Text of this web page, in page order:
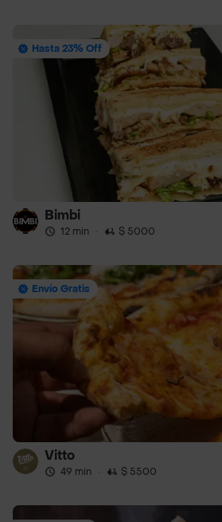
Hasta 23% Off
Bimbi
12 min · $ 5000
Envío Gratis
Vitto
49 min · $ 5500